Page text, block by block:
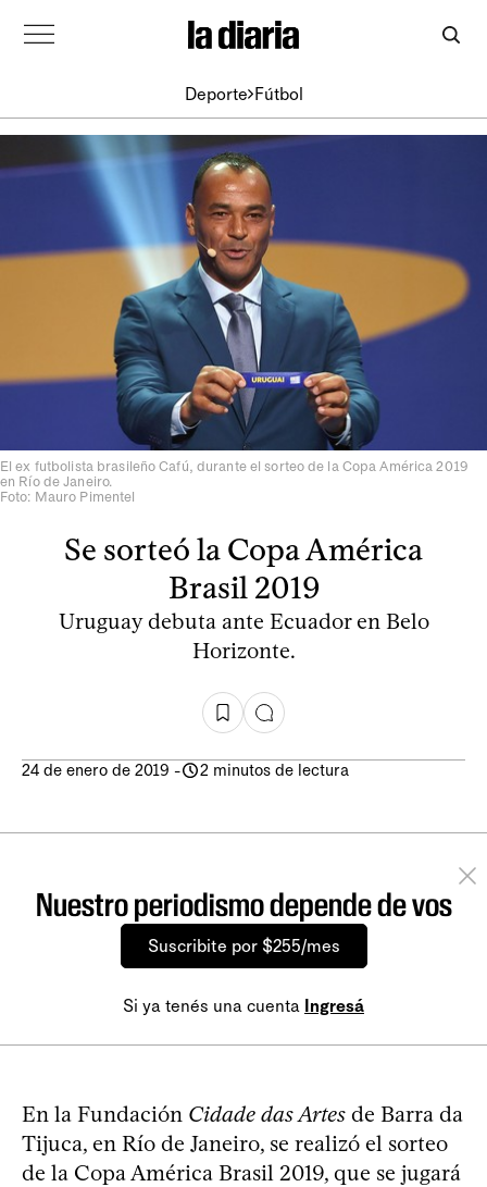
Deporte Fútbol
El ex futbolista brasileño Cafú, durante el sorteo de la Copa América 2019
en Río de Janeiro.
Foto: Mauro Pimentel
Se sorteó la Copa América
Brasil 2019
Uruguay debuta ante Ecuador en Belo
Horizonte.
24 de enero de 2019 - 2 minutos de lectura
Nuestro periodismo depende de vos
Suscribite por $255/mes
Si ya tenés una cuenta Ingresá
En la Fundación Cidade das Artes de Barra da
Tijuca, en Río de Janeiro, se realizó el sorteo
de la Copa América Brasil 2019, que se jugará